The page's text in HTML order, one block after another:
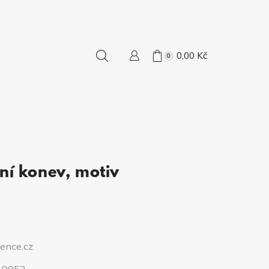
0 0,00 Kč
konev, motiv